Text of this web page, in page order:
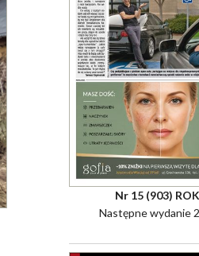
Nr 15 (903)
Następne wydanie